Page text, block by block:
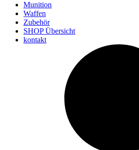
Munition
Waffen
Zubehör
SHOP Übersicht
kontakt